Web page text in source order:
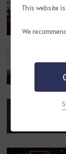
This website
We